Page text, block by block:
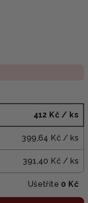
412 Kč / ks
399,64 Kč / ks
391,40 Kč / ks
Ušetříte 0 Kč